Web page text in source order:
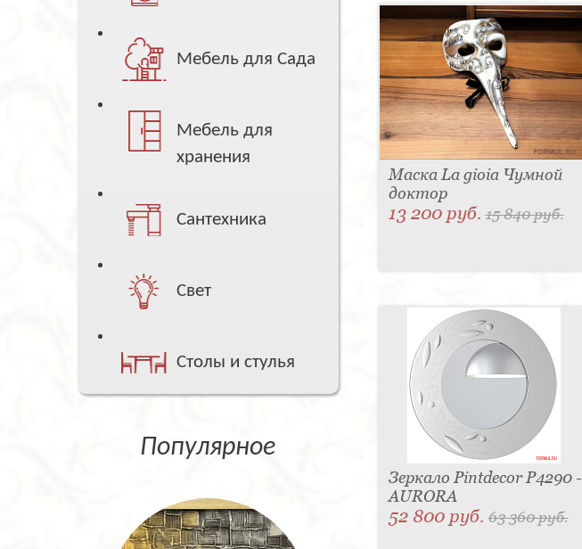
Мебель для Сада
Мебель для
хранения
Сантехника
Свет
Столы и стулья
Популярное
Маска La gioia Чумной
доктор
13 200 руб.15 840 руб.
Зеркало Pintdecor P4290 -
AURORA
52 800 руб.63 360 руб.